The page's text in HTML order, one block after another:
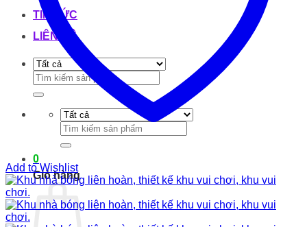
TIN TỨC
LIÊN HỆ
Tìm
kiếm:
Tìm
kiếm:
0
Giỏ hàng
Add to Wishlist